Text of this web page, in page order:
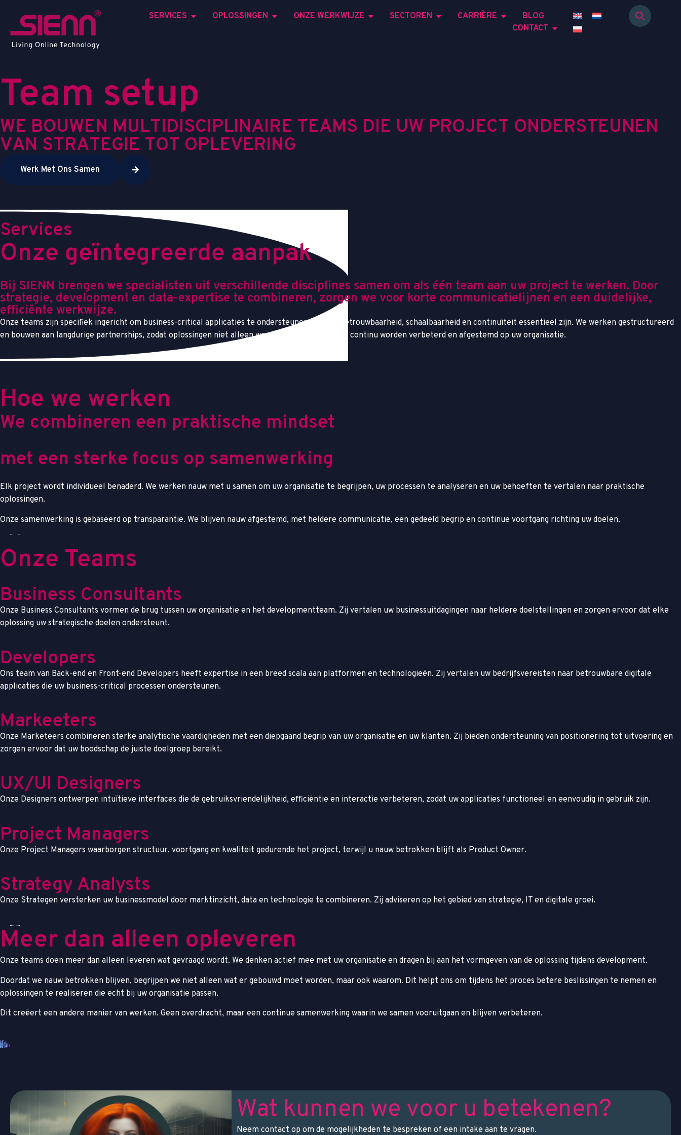
SERVICES OPLOSSINGEN ONZE WERKWIJZE SECTOREN CARRIÈRE
BLOG
CONTACT
Team setup
WE BOUWEN MULTIDISCIPLINAIRE TEAMS DIE UW PROJECT ONDERSTEUNEN
VAN STRATEGIE TOT OPLEVERING
Werk Met Ons Samen
Services
Onze geïntegreerde aanpak
Bij SIENN brengen we specialisten uit verschillende disciplines samen om als één team aan uw project te werken. Door
strategie, development en data-expertise te combineren, zorgen we voor korte communicatielijnen en een duidelijke,
efficiënte werkwijze.
Onze teams zijn specifiek ingericht om business-critical applicaties te ondersteunen, waarbij betrouwbaarheid, schaalbaarheid en continuïteit essentieel zijn. We werken gestructureerd
en bouwen aan langdurige partnerships, zodat oplossingen niet alleen worden opgeleverd, maar continu worden verbeterd en afgestemd op uw organisatie.
Hoe we werken
We combineren een praktische mindset
met een sterke focus op samenwerking
Elk project wordt individueel benaderd. We werken nauw met u samen om uw organisatie te begrijpen, uw processen te analyseren en uw behoeften te vertalen naar praktische
oplossingen.
Onze samenwerking is gebaseerd op transparantie. We blijven nauw afgestemd, met heldere communicatie, een gedeeld begrip en continue voortgang richting uw doelen.
Onze Teams
Business Consultants
Onze Business Consultants vormen de brug tussen uw organisatie en het developmentteam. Zij vertalen uw businessuitdagingen naar heldere doelstellingen en zorgen ervoor dat elke
oplossing uw strategische doelen ondersteunt.
Developers
Ons team van Back-end en Front-end Developers heeft expertise in een breed scala aan platformen en technologieën. Zij vertalen uw bedrijfsvereisten naar betrouwbare digitale
applicaties die uw business-critical processen ondersteunen.
Markeeters
Onze Marketeers combineren sterke analytische vaardigheden met een diepgaand begrip van uw organisatie en uw klanten. Zij bieden ondersteuning van positionering tot uitvoering en
zorgen ervoor dat uw boodschap de juiste doelgroep bereikt.
UX/UI Designers
Onze Designers ontwerpen intuïtieve interfaces die de gebruiksvriendelijkheid, efficiëntie en interactie verbeteren, zodat uw applicaties functioneel en eenvoudig in gebruik zijn.
Project Managers
Onze Project Managers waarborgen structuur, voortgang en kwaliteit gedurende het project, terwijl u nauw betrokken blijft als Product Owner.
Strategy Analysts
Onze Strategen versterken uw businessmodel door marktinzicht, data en technologie te combineren. Zij adviseren op het gebied van strategie, IT en digitale groei.
Meer dan alleen opleveren
Onze teams doen meer dan alleen leveren wat gevraagd wordt. We denken actief mee met uw organisatie en dragen bij aan het vormgeven van de oplossing tijdens development.
Doordat we nauw betrokken blijven, begrijpen we niet alleen wat er gebouwd moet worden, maar ook waarom. Dit helpt ons om tijdens het proces betere beslissingen te nemen en
oplossingen te realiseren die echt bij uw organisatie passen.
Dit creëert een andere manier van werken. Geen overdracht, maar een continue samenwerking waarin we samen vooruitgaan en blijven verbeteren.
Wat kunnen we voor u betekenen?
Neem contact op om de mogelijkheden te bespreken of een intake aan te vragen.